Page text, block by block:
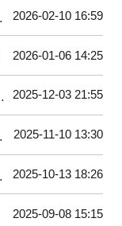
2026-02-10 16:59
2026-01-06 14:25
2025-12-03 21:55
2025-11-10 13:30
2025-10-13 18:26
2025-09-08 15:15